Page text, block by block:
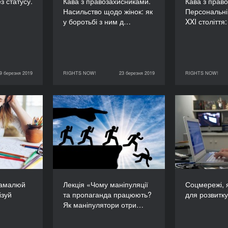
березня 2019
RIGHTS NOW!
Насильство щодо жінок: як
у боротьбі з ним д…
RIGHTS NOW! 23 березня 2019
RIGHTS NOW!
23 березня 2019
XXI
RIGHTS NOW!
24 березня 2019
правду»
ТРИВАЛІСТЬ
540’
Лекція «Чому маніпуляції
та пропаганда працюють?
Як маніпулятори отри…
Лекція «Чому маніпуляції
та пропаганда
працюють? Як
маніпулятори
отримують вигоду від
логіки інтернету?»
120’
Соцмережі,
для розвитку